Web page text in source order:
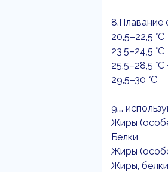
8.Плавание
20,5–22,5 °С
23,5–24,5 °С
25,5–28,5 °С
29,5–30 °С
9.…
Жиры
Белки
Жиры
Жиры,